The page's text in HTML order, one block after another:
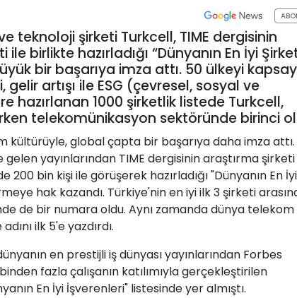
teknoloji şirketi Turkcell, TIME dergisinin
birlikte hazırladığı “Dünyanın En İyi
bir başarıya imza attı. 50 ülkeyi
artışı ile ESG (çevresel, sosyal ve
hazırlanan 1000 şirketlik listede Turkcell,
telekomünikasyon sektöründe birinci
kültürüyle, global çapta bir başarıya daha imza attı.
gelen yayınlarından TIME dergisinin araştırma şirketi
bin kişi ile görüşerek hazırladığı "Dünyanın En İyi
hak kazandı. Türkiye'nin en iyi ilk 3 şirketi
de bir numara oldu. Aynı zamanda dünya telekom
ilk 5'e yazdırdı.
en prestijli iş dünyası yayınlarından Forbes
fazla çalışanın katılımıyla gerçekleştirilen
En İyi İşverenleri" listesinde yer almıştı.